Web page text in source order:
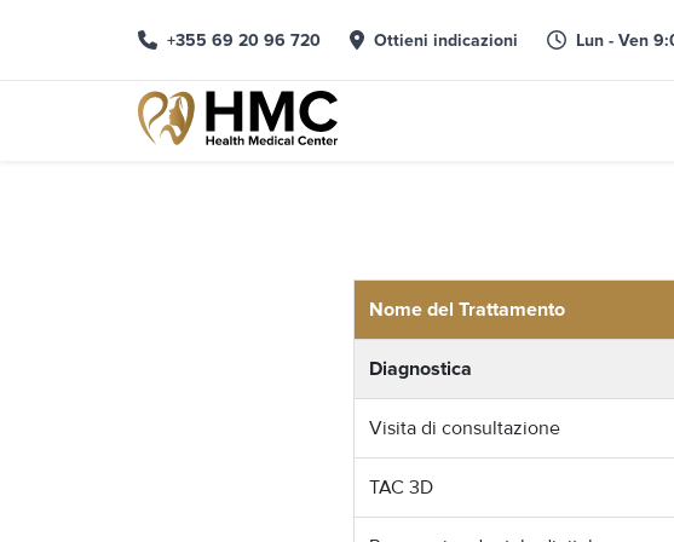
+355 69 20 96 720 Ottieni indicazioni Lun - Ven
Nome del Trattamento
Diagnostica
Visita di consultazione
TAC 3D